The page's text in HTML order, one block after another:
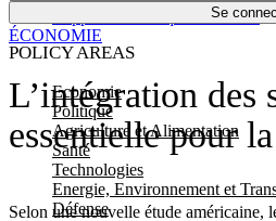
Se
POLICY AREAS
Economie
Politique
Agriculture et Alimentation
Santé
Technologies
Energie, Environnement et
Défense
Économie
L’intégration des
essentielle pour
Selon une nouvelle étude américaine,
ÉCONOMIE